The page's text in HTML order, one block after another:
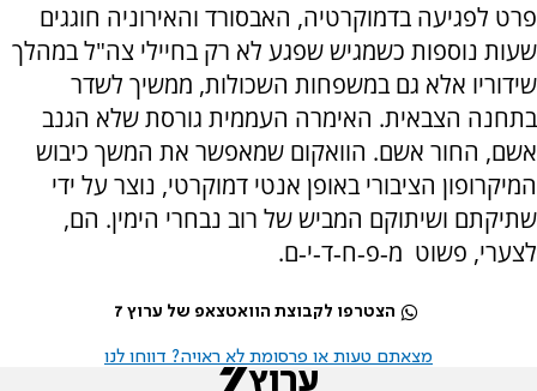
פרט לפגיעה בדמוקרטיה, האבסורד והאירוניה חוגגים
שעות נוספות כשמגיש שפגע לא רק בחיילי צה"ל במהלך
שידוריו אלא גם במשפחות השכולות, ממשיך לשדר
בתחנה הצבאית. האימרה העממית גורסת שלא הגנב
אשם, החור אשם. הוואקום שמאפשר את המשך כיבוש
המיקרופון הציבורי באופן אנטי דמוקרטי, נוצר על ידי
שתיקתם ושיתוקם המביש של רוב נבחרי הימין. הם,
לצערי, פשוט מ‑פ‑ח‑ד‑י‑ם.
הצטרפו לקבוצת הוואטצאפ של ערוץ 7
מצאתם טעות או פרסומת לא ראויה? דווחו לנו